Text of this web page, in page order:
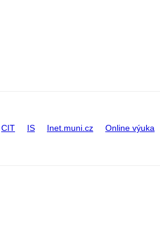
CIT IS Inet.muni.cz Online výuka